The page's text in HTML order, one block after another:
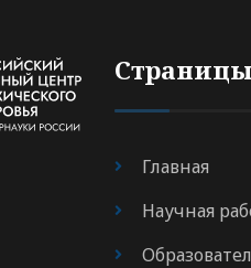
Страницы
Главная
Научная